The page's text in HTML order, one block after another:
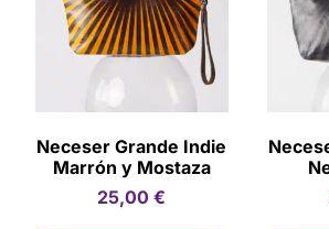
Neceser Grande Indie
Marrón y Mostaza
25,00€